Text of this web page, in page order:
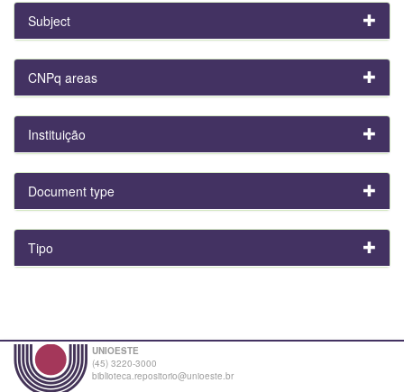
Subject
CNPq areas
Instituição
Document type
Tipo
UNIOESTE
(45) 3220-3000
biblioteca.repositorio@unioeste.br